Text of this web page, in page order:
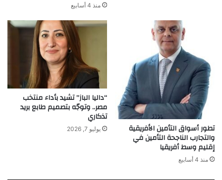
منذ 4 أسابيع
تطور أسواق التأمين الأفريقية
والتجارب الناجحة التأمين في
إقليم وسط أفريقيا
منذ 4 أسابيع
“داليا الباز” تشيد بأداء منتخب
مصر.. وتوجّه بتصميم طابع بريد
تذكاري
يوليو 7, 2026